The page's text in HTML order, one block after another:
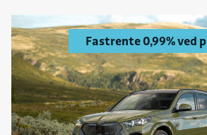
Fastrente 0,99% ved